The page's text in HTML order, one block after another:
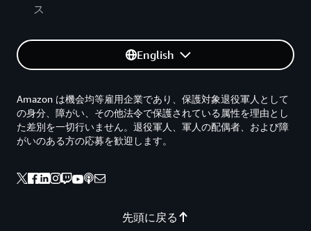
ス
English
先頭に戻る
Amazon は機会均等雇用企業であり、保護対象退役軍人として
の身分、障がい、その他法令で保護されている属性を理由とし
た差別を一切行いません。退役軍人、軍人の配偶者、および障
がいのある方の応募を歓迎します。